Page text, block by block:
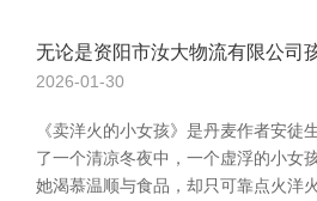
无论是资阳市汝大物流有限公司
2026-01-30
《卖洋火的小女孩》是丹麦作者安徒
了一个清凉冬夜中，一个虚浮的小女
她渴慕温顺与食品，却只可靠点火洋